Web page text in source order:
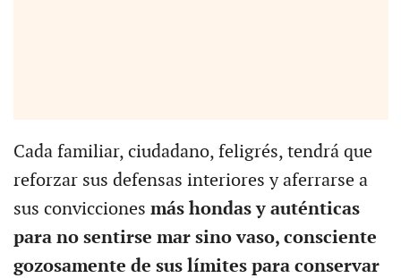
Cada familiar, ciudadano, feligrés, tendrá que
reforzar sus defensas interiores y aferrarse a
sus convicciones más hondas y auténticas
para no sentirse mar sino vaso, consciente
gozosamente de sus límites para conservar